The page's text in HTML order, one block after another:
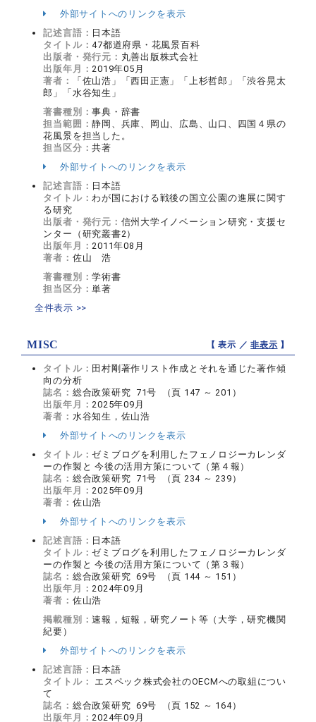
外部サイトへのリンクを表示
記述言語： 日本語
タイトル：47都道府県・花風景百科
出版者・発行元： 丸善出版株式会社
出版年月： 2019年05月
著者：
「佐山浩」「西田正憲」「上杉哲郎」「渋谷晃太
郎」「水谷知生」
著書種別：事典・辞書
担当範囲：静岡、兵庫、岡山、広島、山口、四国４県の
花風景を担当した。
担当区分：共著
外部サイトへのリンクを表示
記述言語： 日本語
タイトル： わが国における戦後の国立公園の進展に関す
る研究
出版者・発行元： 信州大学イノベーション研究・支援セ
ンター（研究叢書2）
出版年月： 2011年08月
著者： 佐山 浩
著書種別：学術書
担当区分：単著
全件表示 >>
MISC 【 表示 ／非表示 】
タイトル： 田村剛著作リスト作成とそれを通じた著作傾
向の分析
誌名： 総合政策研究 71号 （頁 147 ～ 201）
出版年月： 2025年09月
著者： 水谷知生，佐山浩
外部サイトへのリンクを表示
タイトル：ゼミブログを利用したフェノロジーカレンダ
ーの作製と 今後の活用方策について（第４報）
誌名： 総合政策研究 71号 （頁 234 ～ 239）
出版年月： 2025年09月
著者： 佐山浩
外部サイトへのリンクを表示
記述言語： 日本語
タイトル：ゼミブログを利用したフェノロジーカレンダ
ーの作製と 今後の活用方策について（第３報）
誌名： 総合政策研究 69号 （頁 144 ～ 151）
出版年月： 2024年09月
著者： 佐山浩
掲載種別：速報，短報，研究ノート等（大学，研究機関
紀要）
外部サイトへのリンクを表示
記述言語： 日本語
タイトル：
エスペック株式会社のOECMへの取組につい
て
誌名： 総合政策研究 69号 （頁 152 ～ 164）
出版年月： 2024年09月